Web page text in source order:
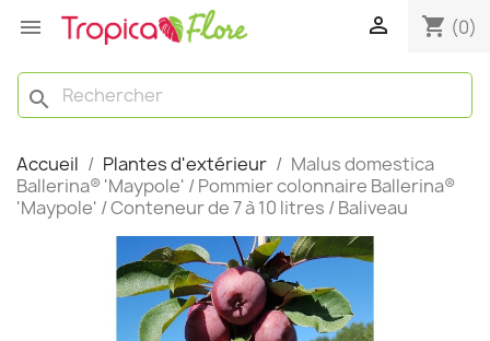
  shopping_cart (0)
search
Accueil Plantes d'extérieur
Malus domestica
Ballerina® 'Maypole' / Pommier colonnaire Ballerina®
'Maypole' / Conteneur de 7 à 10 litres / Baliveau